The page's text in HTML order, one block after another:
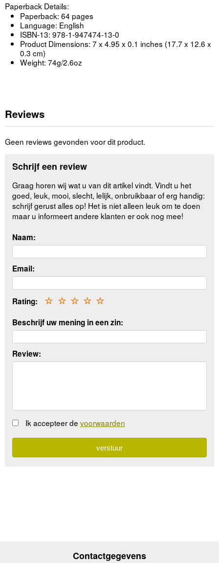
Paperback Details:
Paperback: 64 pages
Language: English
ISBN-13: 978-1-947474-13-0
Product Dimensions: 7 x 4.95 x 0.1 inches (17.7 x 12.6 x
0.3 cm)
Weight: 74g/2.6oz
Reviews
Geen reviews gevonden voor dit product.
Schrijf een review
Graag horen wij wat u van dit artikel vindt. Vindt u het
goed, leuk, mooi, slecht, lelijk, onbruikbaar of erg handig:
schrijf gerust alles op! Het is niet alleen leuk om te doen
maar u informeert andere klanten er ook nog mee!
Naam:
Email:
Rating: ☆
☆
☆
☆
☆
Beschrijf uw mening in een zin:
Review:
Ik accepteer de voorwaarden
Contactgegevens